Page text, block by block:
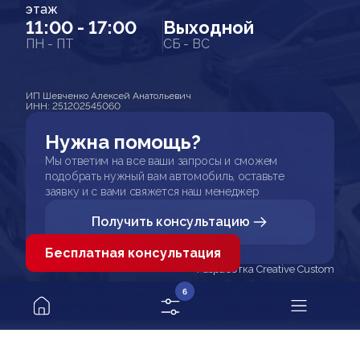
этаж
11:00 - 17:00
ПН - ПТ
Выходной
СБ - ВС
ИП Шевченко Алексей Анатольевич
ИНН: 251202545060
Нужна помощь?
Мы ответим на все ваши запросы и сможем
подобрать нужный вам автомобиль, оставьте
заявку и с вами свяжется наш менеджер
Получить консультацию
Разработка Creative Custom
6
Бесплатная консультация